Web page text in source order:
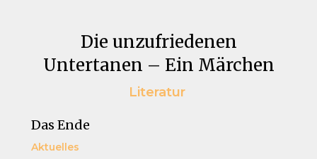
Die unzufriedenen
Untertanen – Ein Märchen
Literatur
Das Ende
Aktuelles